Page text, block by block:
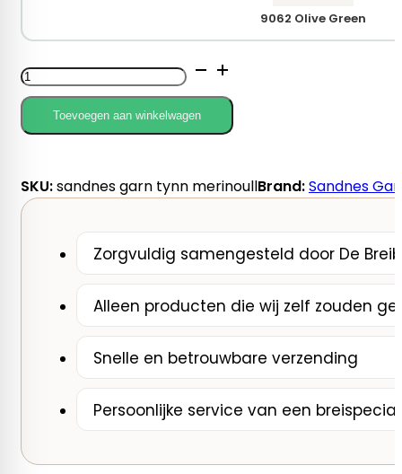
9062 Olive Green
Sandnes
Garn
Tynn
Merinoull
Toevoegen aan winkelwagen
SKU:sandnes garn tynn merinoullBrand:Sandnes
Zorgvuldig samengesteld door De
Alleen producten die wij zelf zouden
Snelle en betrouwbare verzending
Persoonlijke service van een